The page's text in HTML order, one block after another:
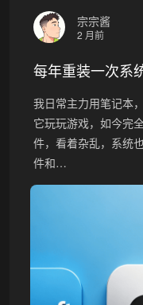
宗宗酱
2 月前
每年重装一次系
我日常主力用笔记本
它玩玩游戏，如今完
件，看着杂乱，系统
件和…